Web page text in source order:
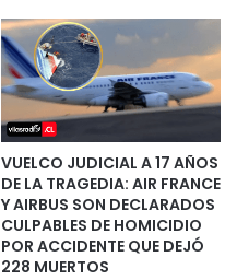
VUELCO JUDICIAL A 17 AÑOS
DE LA TRAGEDIA: AIR FRANCE
Y AIRBUS SON DECLARADOS
CULPABLES DE HOMICIDIO
POR ACCIDENTE QUE DEJÓ
228 MUERTOS